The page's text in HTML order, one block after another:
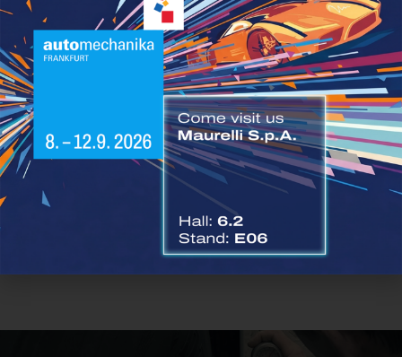
IL PROGRAMMA DI SVILUPPO MERITOR VERSO
IDROGENO
FEBBRAIO 9, 2022
Nel mondo dei veicoli commerciali le soluzioni a idrogeno
rappresentano sempre più una scelta vincente: per questo motivo
Meritor ha annunciato un programma di sviluppo,